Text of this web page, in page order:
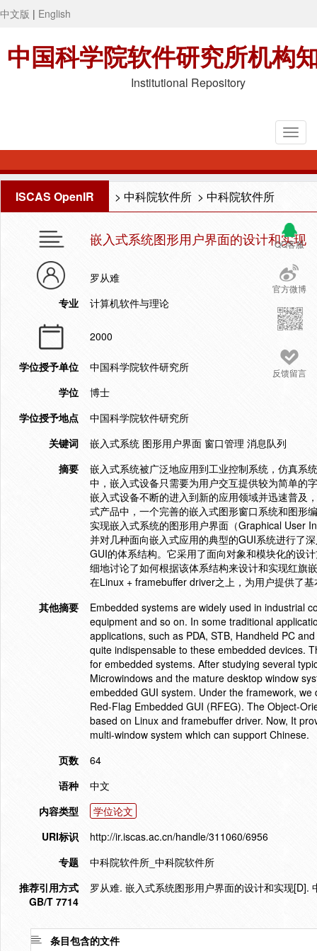
中文版 | English
中国科学院软件研究所机构
Institutional Repository
ISCAS OpenIR > 中科院软件所 > 中科院软件所
QQ客服
官方微博
反馈留言
嵌入式系统图形用户界面的设计和实现
罗从难
专业
计算机软件与理论
2000
学位授予单位
中国科学院软件研究所
学位
博士
学位授予地点
中国科学院软件研究所
关键词
嵌入式系统 图形用户界面 窗口管理 消息队列
摘要
嵌入式系统被广泛地应用到工业控制系统，仿真系
中，嵌入式设备只需要为用户交互提供较为简单的
嵌入式设备不断的进入到新的应用领域并迅速普及
式产品中，一个完善的嵌入式图形窗口系统和图形
实现嵌入式系统的图形用户界面（Graphical User
并对几种面向嵌入式应用的典型的GUI系统进行了
GUI的体系结构。它采用了面向对象和模块化的设
细地讨论了如何根据该体系结构来设计和实现红旗
在Linux + framebuffer driver之上，为用户提供了
其他摘要
Embedded systems are widely used in industrial
equipment and so on. In some traditional
applications, such as PDA, STB, Handheld PC
quite indispensable to these embedded devices.
for embedded systems. After studying several
Microwindows and the mature desktop window
embedded GUI system. Under the framework,
Red-Flag Embedded GUI (RFEG). The Object-
based on Linux and framebuffer driver. Now, It
multi-window system which can support Chinese.
页数
64
语种
中文
内容类型
学位论文
URI标识
http://ir.iscas.ac.cn/handle/311060/6956
专题
中科院软件所_中科院软件所
推荐引用方式
GB/T 7714
罗从难. 嵌入式系统图形用户界面的设计和实现
条目包含的文件